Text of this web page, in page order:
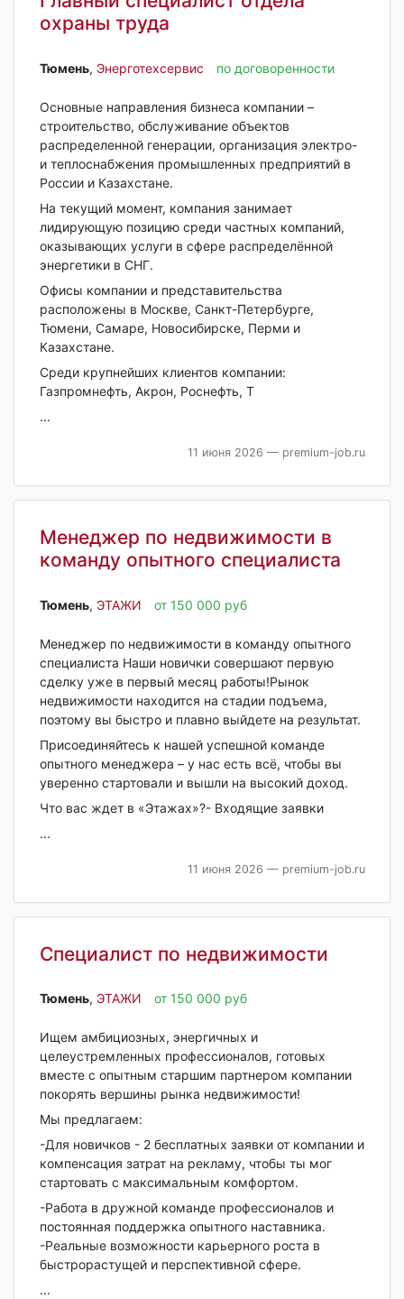
охраны труда
Тюмень‎, Энерготехсервис по договоренности
Основные направления бизнеса компании –
строительство, обслуживание объектов
распределенной генерации, организация электро-
и теплоснабжения промышленных предприятий в
России и Казахстане.
На текущий момент, компания занимает
лидирующую позицию среди частных компаний,
оказывающих услуги в сфере распределённой
энергетики в СНГ.
Офисы компании и представительства
расположены в Москве, Санкт-Петербурге,
Тюмени, Самаре, Новосибирске, Перми и
Казахстане.
Среди крупнейших клиентов компании:
Газпромнефть, Акрон, Роснефть, Т
...
11 июня 2026 — premium-job.ru
Менеджер по недвижимости в
команду опытного специалиста
Тюмень‎, ЭТАЖИ от 150 000 руб
Менеджер по недвижимости в команду опытного
специалиста Наши новички совершают первую
сделку уже в первый месяц работы!Рынок
недвижимости находится на стадии подъема,
поэтому вы быстро и плавно выйдете на результат.
Присоединяйтесь к нашей успешной команде
опытного менеджера – у нас есть всё, чтобы вы
уверенно стартовали и вышли на высокий доход.
Что вас ждет в «Этажах»?- Входящие заявки
...
11 июня 2026 — premium-job.ru
Специалист по недвижимости
Тюмень‎, ЭТАЖИ от 150 000 руб
Ищем амбициозных, энергичных и
целеустремленных профессионалов, готовых
вместе с опытным старшим партнером компании
покорять вершины рынка недвижимости!
Мы предлагаем:
-Для новичков - 2 бесплатных заявки от компании и
компенсация затрат на рекламу, чтобы ты мог
стартовать с максимальным комфортом.
-Работа в дружной команде профессионалов и
постоянная поддержка опытного наставника.
-Реальные возможности карьерного роста в
быстрорастущей и перспективной сфере.
...